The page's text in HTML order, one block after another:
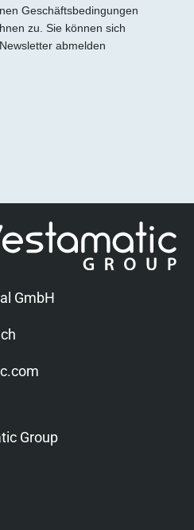
Geschäftsbedingungen
zu. Sie können sich
abmelden
GmbH
Group